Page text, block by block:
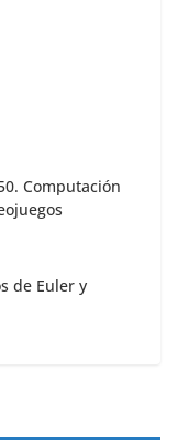
Computación
de Euler y